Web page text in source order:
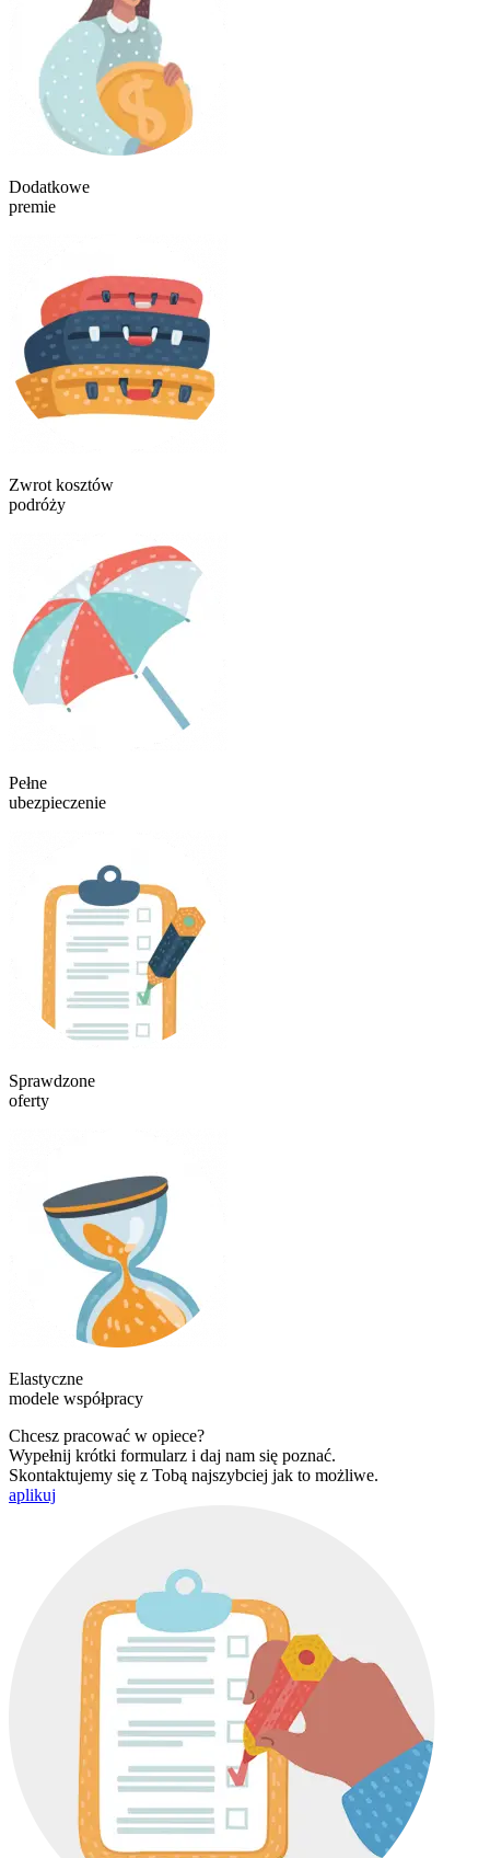
Dodatkowe
premie
Zwrot kosztów
podróży
Pełne
ubezpieczenie
Sprawdzone
oferty
Elastyczne
modele współpracy
Chcesz pracować w opiece?
Wypełnij krótki formularz i daj nam się poznać.
Skontaktujemy się z Tobą najszybciej jak to możliwe.
aplikuj